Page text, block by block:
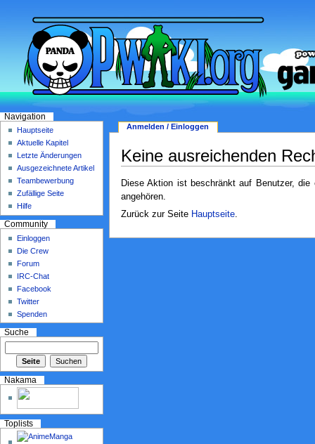
Keine ausreichenden
Diese Aktion ist beschränkt auf Benutzer, die
angehören.
Zurück zur Seite Hauptseite.
Anmelden / Einloggen
Navigation
Hauptseite
Aktuelle Kapitel
Letzte Änderungen
Ausgezeichnete Artikel
Teambewerbung
Zufällige Seite
Hilfe
Community
Einloggen
Die Crew
Forum
IRC-Chat
Facebook
Twitter
Spenden
Suche
Nakama
Toplists